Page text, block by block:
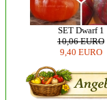
SET Dwarf 1
10,06 EURO
9,40 EURO